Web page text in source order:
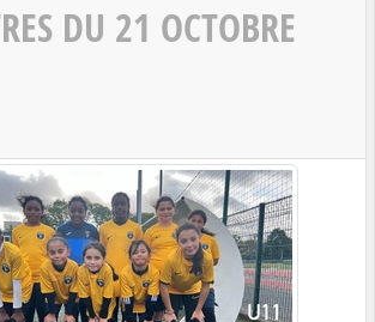
DU 21 OCTOBRE